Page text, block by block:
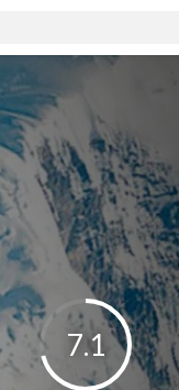
7.1